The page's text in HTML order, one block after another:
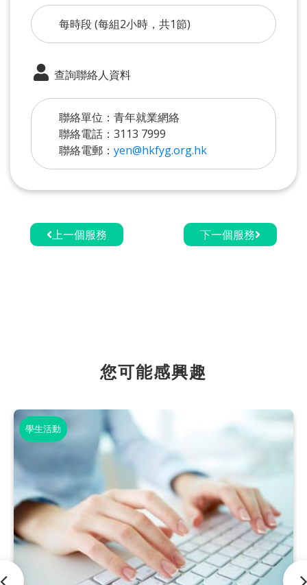
每時段 (每組2小時，共1節)
查詢聯絡人資料
聯絡單位：青年就業網絡
聯絡電話：3113 7999
聯絡電郵： yen@hkfyg.org.hk
上一個服務 下一個服務
您可能感興趣
學生活動